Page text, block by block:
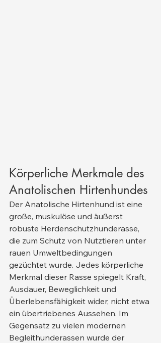
Körperliche Merkmale des
Anatolischen Hirtenhundes
Der Anatolische Hirtenhund ist eine
große, muskulöse und äußerst
robuste Herdenschutzhunderasse,
die zum Schutz von Nutztieren unter
rauen Umweltbedingungen
gezüchtet wurde. Jedes körperliche
Merkmal dieser Rasse spiegelt Kraft,
Ausdauer, Beweglichkeit und
Überlebensfähigkeit wider, nicht etwa
ein übertriebenes Aussehen. Im
Gegensatz zu vielen modernen
Begleithunderassen wurde der